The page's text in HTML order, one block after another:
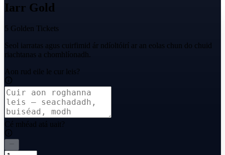
Iarr Gold
5 Golden Tickets
Seol iarratas agus cuirfimid ár ndíoltóirí ar an eolas chun do chuid
riachtanas a chomhlíonadh.
Aon rud eile le cur leis?
Cé mhéad atá uait?